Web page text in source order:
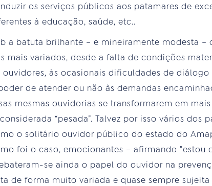
os serviços públicos aos patamares de
à educação, saúde, etc..
a batuta brilhante – e mineiramente modesta
mais variados, desde a falta de condições
ouvidores, às ocasionais dificuldades de
de atender ou não às demandas
mesmas ouvidorias se transformarem em
“pesada”. Talvez por isso vários
o solitário ouvidor público do estado do
foi o caso, emocionantes – afirmando
se ainda o papel do ouvidor na
de forma muito variada e quase sempre